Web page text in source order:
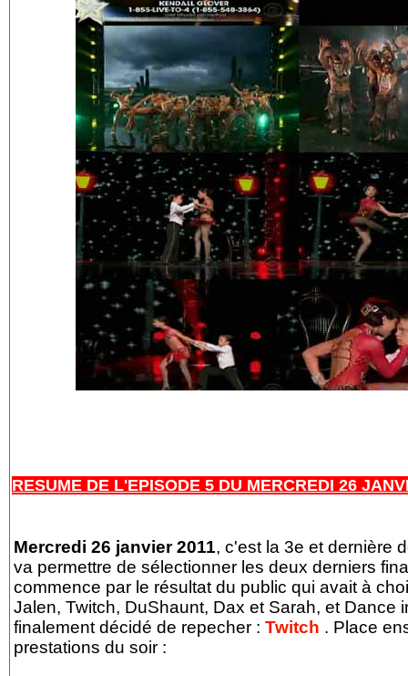
RESUME DE L'EPISODE 5 DU MERCREDI 26
Mercredi 26 janvier 2011, c'est la 3e et dernière
va permettre de sélectionner les deux derniers
commence par le résultat du public qui avait à
Jalen, Twitch, DuShaunt, Dax et Sarah, et Dance
finalement décidé de repecher :Twitch . Place
prestations du soir :